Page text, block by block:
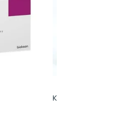
Kernnabis CBD,